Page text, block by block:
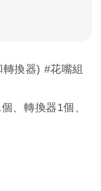
換器) #花嘴組
、轉換器1個、